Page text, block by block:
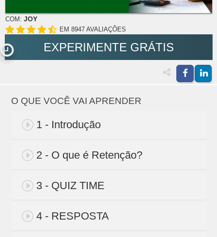
COM: JOY
EM 8947 AVALIAÇÕES
EXPERIMENTE GRÁTIS
O QUE VOCÊ VAI APRENDER
1 - Introdução
2 - O que é Retenção?
3 - QUIZ TIME
4 - RESPOSTA